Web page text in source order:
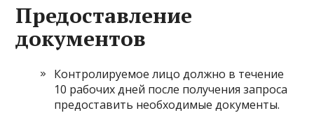
Предоставление
документов
Контролируемое лицо должно в течение
10 рабочих дней после получения запроса
предоставить необходимые документы.